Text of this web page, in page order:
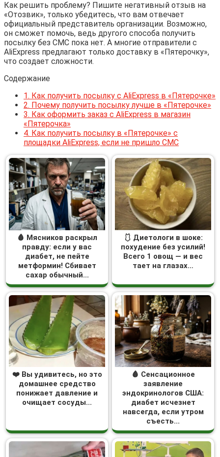
Как решить проблему? Пишите негативный отзыв на
«Отозвик», только убедитесь, что вам отвечает
официальный представитель организации. Возможно,
он сможет помочь, ведь другого способа получить
посылку без СМС пока нет. А многие отправители с
AliExpress предлагают только доставку в «Пятерочку»,
что создает сложности.
Содержание
1. Как получить посылку с AliExpress в «Пятерочке»
2. Почему получить посылку лучше в «Пятерочке»
3. Как оформить заказ с AliExpress в магазин
«Пятерочка»
4. Как получить посылку в «Пятерочке» с
площадки AliExpress, если не пришло СМС
🩸 Мясников раскрыл
правду: если у вас
диабет, не пейте
метформин! Сбивает
сахар обычный...
🩱 Диетологи в шоке:
похудение без усилий!
Всего 1 овощ — и вес
тает на глазах…
❤️ Вы удивитесь, но это
домашнее средство
понижает давление и
очищает сосуды...
🩸 Сенсационное
заявление
эндокринологов США:
диабет исчезнет
навсегда, если утром
съесть...